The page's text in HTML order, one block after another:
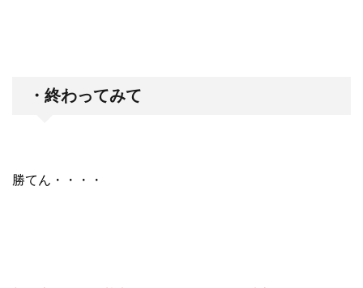
・終わってみて
勝てん・・・・